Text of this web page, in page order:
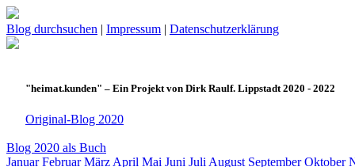
Blog durchsuchen | Impressum | Datenschutzerklärung
"heimat.kunden" – Ein Projekt von Dirk Raulf. Lippstadt 2020 - 2022
Original-Blog 2020
Blog 2020 als Buch
Januar Februar März April Mai Juni Juli August September Oktober